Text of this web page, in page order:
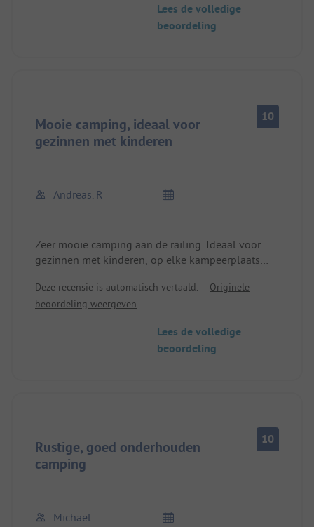
met de hond en hadden onze plek op het
Lees de volledige
beoordeling
Mooie camping, ideaal voor
gezinnen met kinderen
10
Andreas. R
Zeer mooie camping aan de railing. Ideaal voor
gezinnen met kinderen, op elke kampeerplaats
schoon sanitair. Er zijn ook aparte plaatsen voor
hondenbezitters. Er is ook een binnen- en
binnenspeeltuin voor de kinderen.
Deze recensie is automatisch vertaald.
Originele
beoordeling weergeven
Lees de volledige
beoordeling
Rustige, goed onderhouden
camping
10
Michael